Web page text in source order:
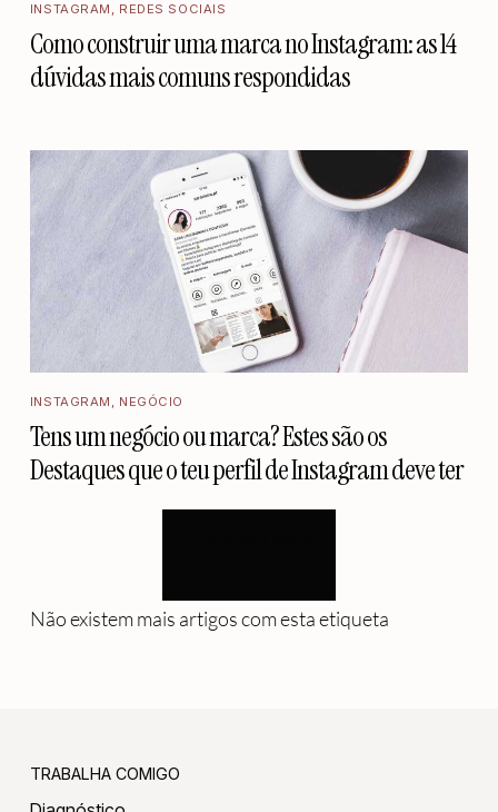
INSTAGRAM , REDES SOCIAIS
Como construir uma marca no Instagram: as 14
dúvidas mais comuns respondidas
INSTAGRAM , NEGÓCIO
Tens um negócio ou marca? Estes são os
Destaques que o teu perfil de Instagram deve ter
Não existem mais artigos com esta etiqueta
TRABALHA COMIGO